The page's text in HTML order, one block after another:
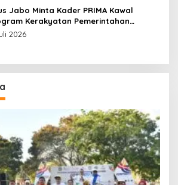
Jabo Minta Kader PRIMA Kawal
Kerakyatan Pemerintahan
2026